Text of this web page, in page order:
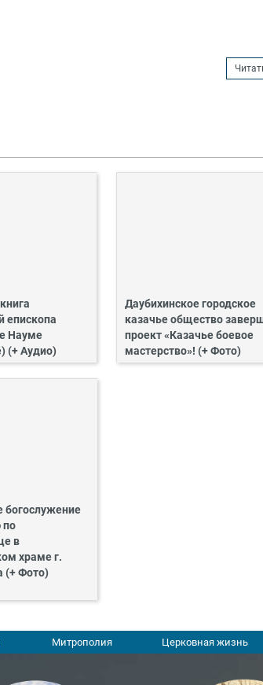
епископа
Науме
(+ Аудио)
Даубихинское городское
казачье общество
проект «Казачье боевое
мастерство»! (+ Фото)
богослужение
по
в
храме г.
(+ Фото)
Митрополия Церковная жизнь